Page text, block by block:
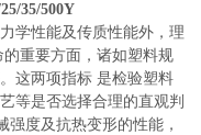
35/500Y
学性能及传质性能外，理
的重要方面，诸如塑料规
这两项指标 是检验塑料
等是否选择合理的直观判
强度及抗热变形的性能，